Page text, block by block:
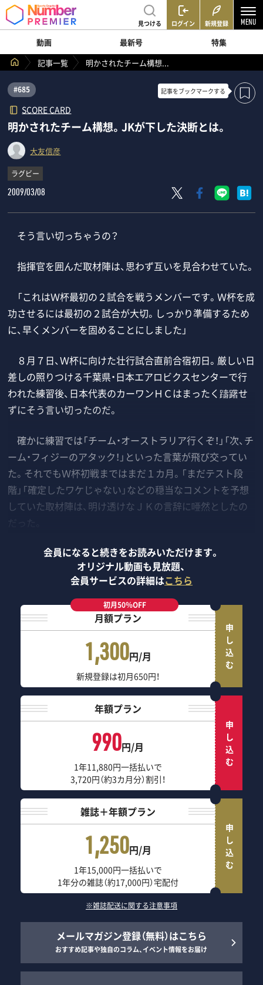
見つける ログイン 新規登録
動画 最新号
特集
記事一覧
明かされたチーム構想...
#685
SCORE CARD
記事をブックマークする
明かされたチーム構想。JKが下した決断とは。
大友信彦
ラグビー
2009/03/08
そう言い切っちゃうの？
指揮官を囲んだ取材陣は、思わず互いを見合わせていた。
「これはＷ杯最初の２試合を戦うメンバーです。Ｗ杯を成
功させるには最初の２試合が大切。しっかり準備するため
に、早くメンバーを固めることにしました」
８月７日、Ｗ杯に向けた壮行試合直前合宿初日。厳しい日
差しの照りつける千葉県・日本エアロビクスセンターで行
われた練習後、日本代表のカーワンＨＣはまったく躊躇せ
ずにそう言い切ったのだ。
確かに練習では「チーム・オーストラリア行くぞ！」「次、チ
ーム・フィジーのアタック！」といった言葉が飛び交ってい
た。それでもＷ杯初戦まではまだ１カ月。「まだテスト段
階」「確定したワケじゃない」などの穏当なコメントを予想
していた取材陣は、明け透けなＪＫの言辞に唖然としたの
会員になると続きをお読みいただけます。
オリジナル動画も見放題、
会員サービスの詳細はこちら
初月50％OFF
月額プラン
1,300円/月
新規登録は初月650円！
申し込む
年額プラン
990円/月
1年11,880円一括払いで
3,720円（約3カ月分）割引！
申し込む
雑誌＋年額プラン
1,250円/月
1年15,000円一括払いで
1年分の雑誌（約17,000円）宅配付
申し込む
※雑誌配送に関する注意事項
メールマガジン登録（無料）はこちら
おすすめ記事や独自のコラム、イベント情報をお届け